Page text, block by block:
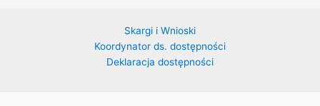
Skargi i Wnioski
Koordynator ds. dostępności
Deklaracja dostępności